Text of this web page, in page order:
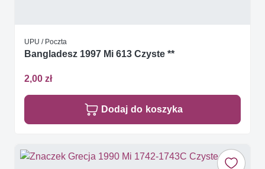
UPU / Poczta
Bangladesz 1997 Mi 613 Czyste **
2,00 zł
Dodaj do koszyka